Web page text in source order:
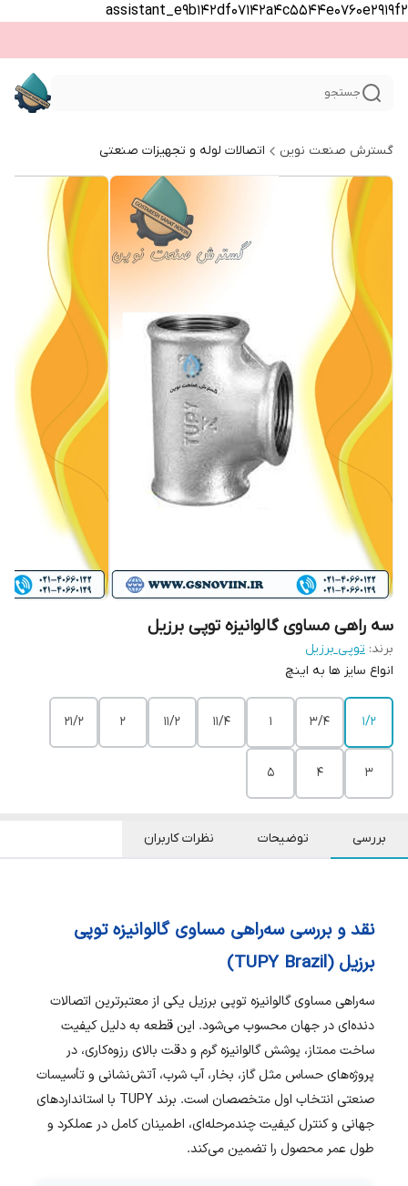
assistant_e9b142df07142a4c5544e0760e2919f2
جستجو
گسترش صنعت نوین اتصالات لوله و تجهیزات صنعتی
سه راهی مساوی گالوانیزه توپی برزیل
برند: توپی برزیل
انواع سایز ها به اینچ
1/2
3/4
1
11/4
11/2
2
21/2
3
4
5
بررسی توضیحات نظرات کاربران
نقد و بررسی سه‌راهی مساوی گالوانیزه توپی
برزیل (TUPY Brazil)
سه‌راهی مساوی گالوانیزه توپی برزیل یکی از معتبرترین اتصالات
دنده‌ای در جهان محسوب می‌شود. این قطعه به دلیل کیفیت
ساخت ممتاز، پوشش گالوانیزه گرم و دقت بالای رزوه‌کاری، در
پروژه‌های حساس مثل گاز، بخار، آب شرب، آتش‌نشانی و تأسیسات
صنعتی انتخاب اول متخصصان است. برند TUPY با استانداردهای
جهانی و کنترل کیفیت چندمرحله‌ای، اطمینان کامل در عملکرد و
طول عمر محصول را تضمین می‌کند.